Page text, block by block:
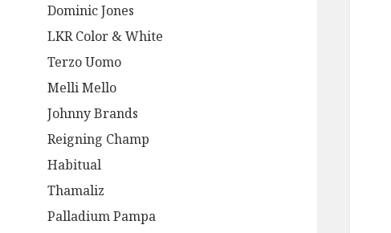
Dominic Jones
LKR Color & White
Terzo Uomo
Melli Mello
Johnny Brands
Reigning Champ
Habitual
Thamaliz
Palladium Pampa